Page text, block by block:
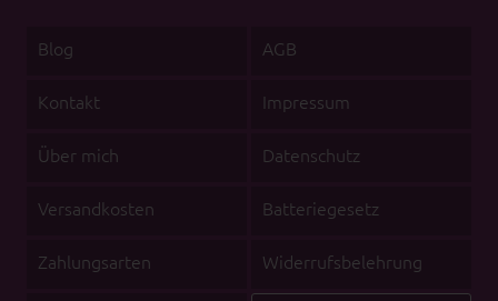
Blog AGB
Kontakt Impressum
Über mich Datenschutz
Versandkosten Batteriegesetz
Zahlungsarten Widerrufsbelehrung